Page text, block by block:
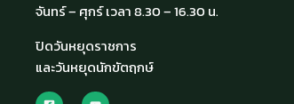
จันทร์ – ศุกร์ เวลา 8.30 – 16.30 น.
ปิดวันหยุดราชการ
และวันหยุดนักขัตฤกษ์